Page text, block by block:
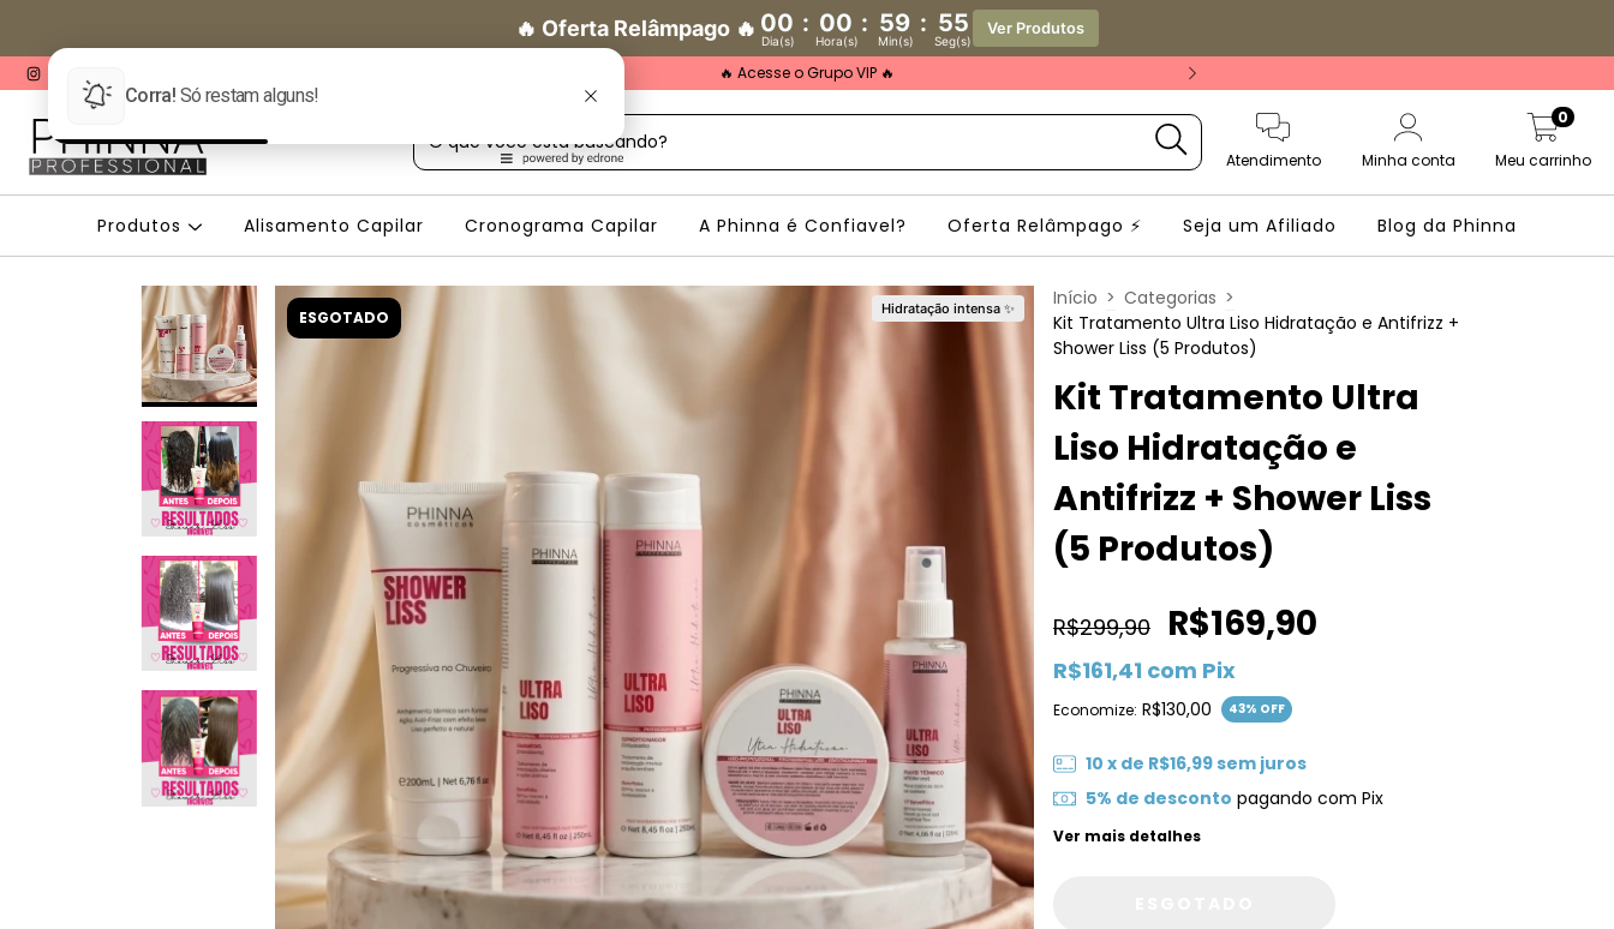
🔥 Oferta Relâmpago 🔥 00 : 00 : 59 : 53
Dia(s) Hora(s) Min(s) Seg(s)
Ver Produtos
Exclusivos 🔥 Acesse o Grupo VIP 🔥
Atendimento Minha conta Meu carrinho
0
Produtos Alisamento Capilar Cronograma Capilar A Phinna é Confiavel? Oferta Relâmpago ⚡ Seja um Afiliado Blog da Phinna
ESGOTADO Hidratação intensa ✨ Início > Categorias >
Kit Tratamento Ultra Liso Hidratação e Antifrizz +
Shower Liss (5 Produtos)
Kit Tratamento Ultra
Liso Hidratação e
Antifrizz + Shower Liss
(5 Produtos)
R$299,90 R$169,90
R$161,41 com Pix
Economize: R$130,00 43% OFF
10 x de R$16,99sem juros
5% de desconto pagando com Pix
Ver mais detalhes